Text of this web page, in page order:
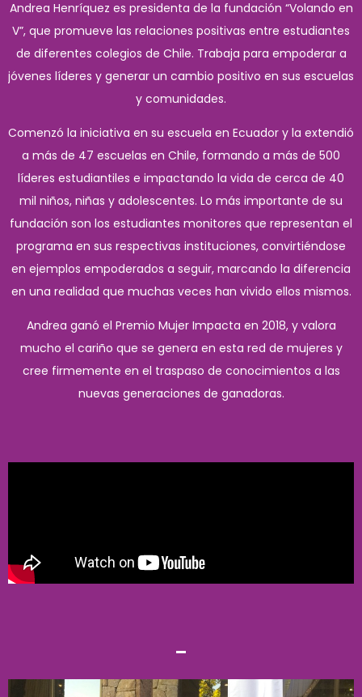
Andrea Henríquez es presidenta de la fundación “Volando en
V”, que promueve las relaciones positivas entre estudiantes
de diferentes colegios de Chile. Trabaja para empoderar a
jóvenes líderes y generar un cambio positivo en sus escuelas
y comunidades.
Comenzó la iniciativa en su escuela en Ecuador y la extendió
a más de 47 escuelas en Chile, formando a más de 500
líderes estudiantiles e impactando la vida de cerca de 40
mil niños, niñas y adolescentes. Lo más importante de su
fundación son los estudiantes monitores que representan el
programa en sus respectivas instituciones, convirtiéndose
en ejemplos empoderados a seguir, marcando la diferencia
en una realidad que muchas veces han vivido ellos mismos.
Andrea ganó el Premio Mujer Impacta en 2018, y valora
mucho el cariño que se genera en esta red de mujeres y
cree firmemente en el traspaso de conocimientos a las
nuevas generaciones de ganadoras.